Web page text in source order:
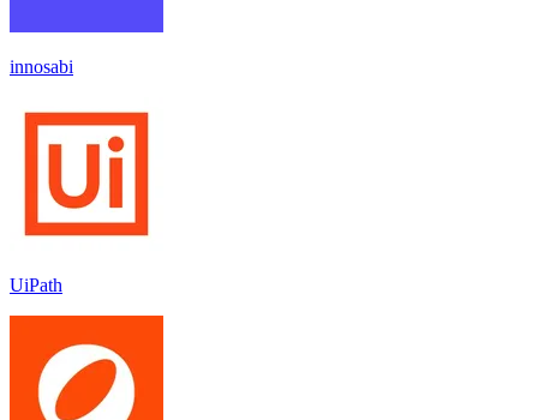
innosabi
UiPath